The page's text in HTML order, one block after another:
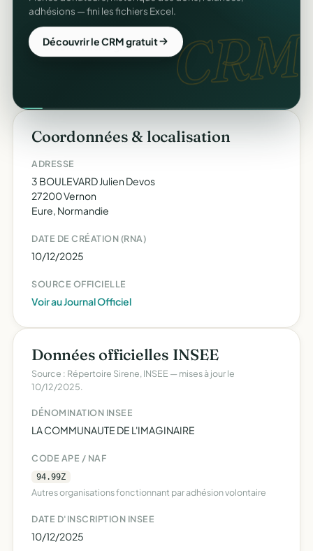
CRM.
adhésions — fini les fichiers Excel.
Découvrir le CRM gratuit
Coordonnées & localisation
ADRESSE
3 BOULEVARD Julien Devos
27200 Vernon
Eure, Normandie
DATE DE CRÉATION (RNA)
10/12/2025
SOURCE OFFICIELLE
Voir au Journal Officiel
Données officielles INSEE
Source : Répertoire Sirene, INSEE — mises à jour le
10/12/2025.
DÉNOMINATION INSEE
LA COMMUNAUTE DE L'IMAGINAIRE
CODE APE / NAF
94.99Z
Autres organisations fonctionnant par adhésion volontaire
DATE D'INSCRIPTION INSEE
10/12/2025